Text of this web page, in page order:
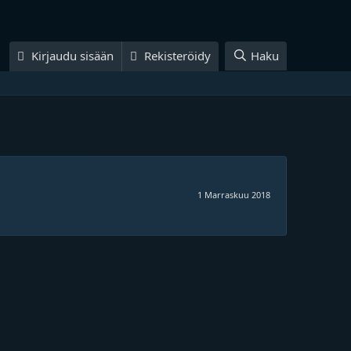
Kirjaudu sisään Rekisteröidy Haku
1 Marraskuu 2018